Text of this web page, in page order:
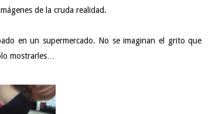
de la cruda realidad.
en un supermercado. No se imaginan el grito que
mostrarles…